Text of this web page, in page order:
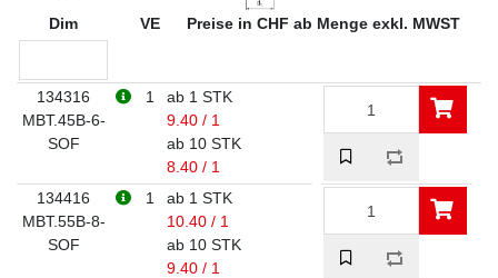
Dim VE Preise in CHF ab Menge exkl. MWST
134316
MBT.45B-6-
SOF
1
ab 1 STK
9.40 / 1
ab 10 STK
8.40 / 1
134416
MBT.55B-8-
SOF
1
ab 1 STK
10.40 / 1
ab 10 STK
9.40 / 1